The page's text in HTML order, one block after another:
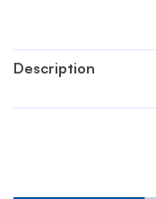
Description